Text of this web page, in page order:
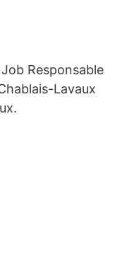
Responsable
Lavaux